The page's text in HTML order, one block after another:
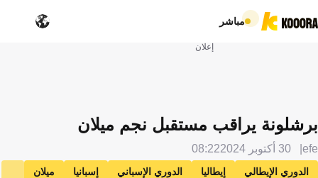
مباشر
إعلان
برشلونة يراقب مستقبل نجم ميلان
efe 30 أكتوبر 2024 08:22
الدوري الإيطالي إيطاليا الدوري الإسباني إسبانيا
ميلان